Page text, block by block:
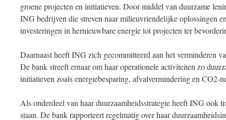
groene projecten en initiatieven. Door middel van duurzame
ING bedrijven die streven naar milieuvriendelijke oplossingen
investeringen in hernieuwbare energie tot projecten ter
Daarnaast heeft ING zich gecommitteerd aan het verminderen
De bank streeft ernaar om haar operationele activiteiten zo
initiatieven zoals energiebesparing, afvalvermindering en CO2-
Als onderdeel van haar duurzaamheidsstrategie heeft ING ook
staan. De bank rapporteert regelmatig over haar